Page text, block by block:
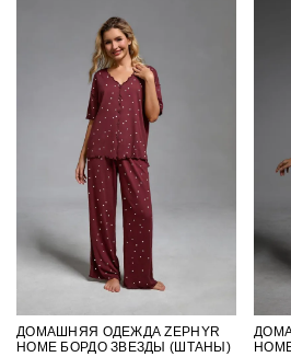
ДОМАШНЯЯ ОДЕЖДА ZEPHYR
HOME БОРДО ЗВЕЗДЫ (ШТАНЫ)